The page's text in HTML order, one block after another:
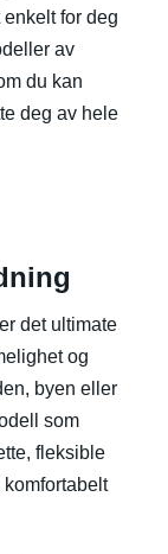
for deg
av
du kan
deg av hele
det ultimate
og
byen eller
som
fleksible